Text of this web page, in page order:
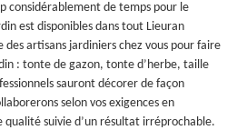
considérablement de temps pour le
est disponibles dans tout Lieuran
artisans jardiniers chez vous pour faire
: tonte de gazon, tonte d’herbe, taille
sauront décorer de façon
selon vos exigences en
qualité suivie d’un résultat irréprochable.